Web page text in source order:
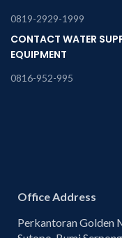
0819-2929-1999
CONTACT WATER
EQUIPMENT
0816-952-995
Office Address
Perkantoran Golden